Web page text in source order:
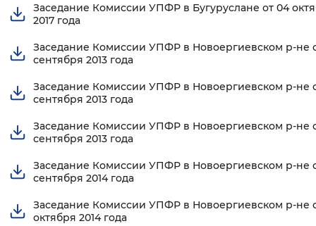
Заседание Комиссии УПФР в Бугуруслане от 04
2017 года
Заседание Комиссии УПФР в Новоергиевском р-не
сентября 2013 года
Заседание Комиссии УПФР в Новоергиевском р-не
сентября 2013 года
Заседание Комиссии УПФР в Новоергиевском р-не
сентября 2013 года
Заседание Комиссии УПФР в Новоергиевском р-не
сентября 2014 года
Заседание Комиссии УПФР в Новоергиевском р-не
октября 2014 года